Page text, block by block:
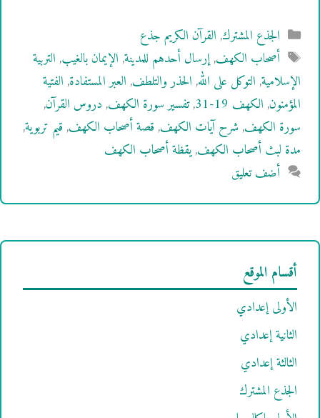
التصنيفات
الجذع المشترك,القرآن الكريم جذع
الوسوم
أصحاب الكهف,إرسال أحدهم للمدينة,الإيمان بالغيب,التربية
الإسلامية,التوكل على الله,الحذر والتلطف,العبر المستفادة,الفتية
المؤمنون,الكهف 19-31 ,تفسير سورة الكهف,دروس القرآن,
سورة الكهف,شرح آيات الكهف,قصة أصحاب الكهف,قيم تربوية,
مدة لبث أصحاب الكهف,يقظة أصحاب الكهف
أضف تعليق
أقسام الموقع
الأولى إعدادي
الثانية إعدادي
الثالثة إعدادي
الجذع المشترك